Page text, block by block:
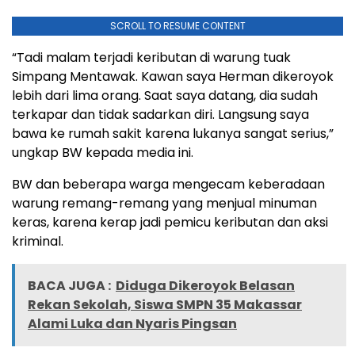
SCROLL TO RESUME CONTENT
“Tadi malam terjadi keributan di warung tuak
Simpang Mentawak. Kawan saya Herman dikeroyok
lebih dari lima orang. Saat saya datang, dia sudah
terkapar dan tidak sadarkan diri. Langsung saya
bawa ke rumah sakit karena lukanya sangat serius,”
ungkap BW kepada media ini.
BW dan beberapa warga mengecam keberadaan
warung remang-remang yang menjual minuman
keras, karena kerap jadi pemicu keributan dan aksi
kriminal.
BACA JUGA : Diduga Dikeroyok Belasan
Rekan Sekolah, Siswa SMPN 35 Makassar
Alami Luka dan Nyaris Pingsan